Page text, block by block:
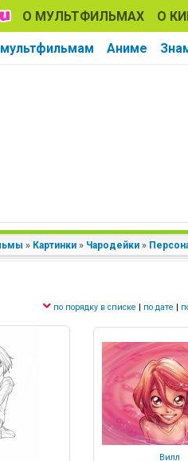
О МУЛЬТФИЛЬМАХ О
Аниме
» Картинки » Чародейки »
по порядку в списке | по дате |
Вилл